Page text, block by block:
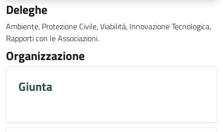
Deleghe
Ambiente, Protezione Civile, Viabilità, Innovazione Tecnologica,
Rapporti con le Associazioni.
Organizzazione
Giunta